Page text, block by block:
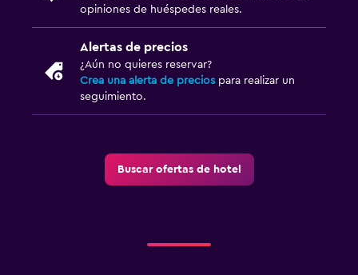
opiniones de huéspedes reales.
Alertas de precios
¿Aún no quieres reservar?
Crea una alerta de precios para realizar un
seguimiento.
Buscar ofertas de hotel